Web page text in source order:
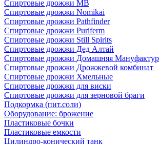
Спиртовые дрожжи MB
Спиртовые дрожжи Nomikai
Спиртовые дрожжи Pathfinder
Спиртовые дрожжи Puriferm
Спиртовые дрожжи Still Spirits
Спиртовые дрожжи Дед Алтай
Спиртовые дрожжи Домашняя
Спиртовые дрожжи Дрожжевой комбинат
Спиртовые дрожжи Хмельные
Спиртовые дрожжи для виски
Спиртовые дрожжи для зерновой браги
Подкормка (пит.соли)
Оборудование: брожение
Пластиковые бочки
Пластиковые емкости
Цилиндро-конический танк